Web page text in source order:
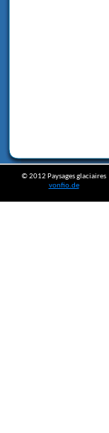
© 2012 Paysages glaciaires
vonfio.de